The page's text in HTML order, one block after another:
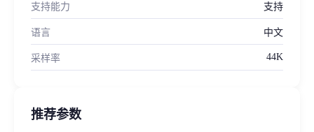
支持能力 支持
语言 中文
采样率 44K
推荐参数